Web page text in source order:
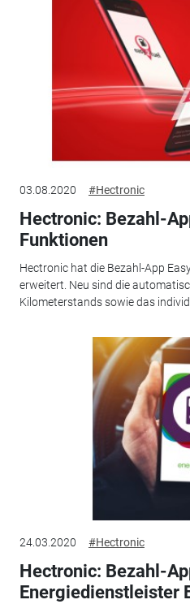
03.08.2020 #Hectronic
Hectronic: Bezahl-
Funktionen
Hectronic hat die Bezahl-App
erweitert. Neu sind die
Kilometerstands sowie das
24.03.2020 #Hectronic
Hectronic: Bezahl-
Energiedienstleister